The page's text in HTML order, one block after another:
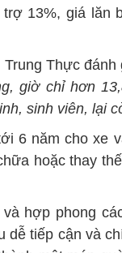
13%, giá lăn
Thực đánh
giờ chỉ hơn
sinh viên, lại
6 năm cho xe
hoặc thay
hợp phong
tiếp cận và